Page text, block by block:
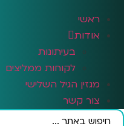
ראשי
אודות
בעיתונות
לקוחות ממליצים
מגזין הגיל השלישי
צור קשר
Search